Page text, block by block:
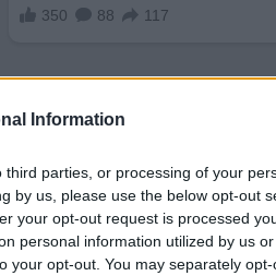
Information
parties, or processing of your
by us, please use the below opt-out
your opt-out request is processed
personal information utilized by us
your opt-out. You may separately
други места,